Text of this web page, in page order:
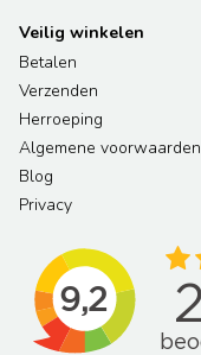
Veilig winkelen
Betalen
Verzenden
Herroeping
Algemene voorwaarden
Blog
Privacy